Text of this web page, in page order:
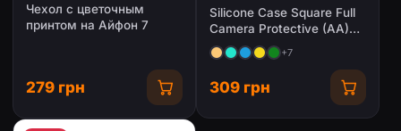
Чехол с цветочным
принтом на Айфон 7
279 грн
Silicone Case Square Full
Camera Protective (AA)
NOLOGO для Apple iPhone
7 / 8 / SE (2020) (4.7")
+7
309 грн